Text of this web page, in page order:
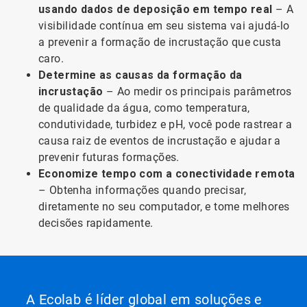
usando dados de deposição em tempo real – A
visibilidade contínua em seu sistema vai ajudá-lo
a prevenir a formação de incrustação que custa
caro.
Determine as causas da formação da
incrustação – Ao medir os principais parâmetros
de qualidade da água, como temperatura,
condutividade, turbidez e pH, você pode rastrear a
causa raiz de eventos de incrustação e ajudar a
prevenir futuras formações.
Economize tempo com a conectividade remota
– Obtenha informações quando precisar,
diretamente no seu computador, e tome melhores
decisões rapidamente.
A Ecolab é líder global em soluções e